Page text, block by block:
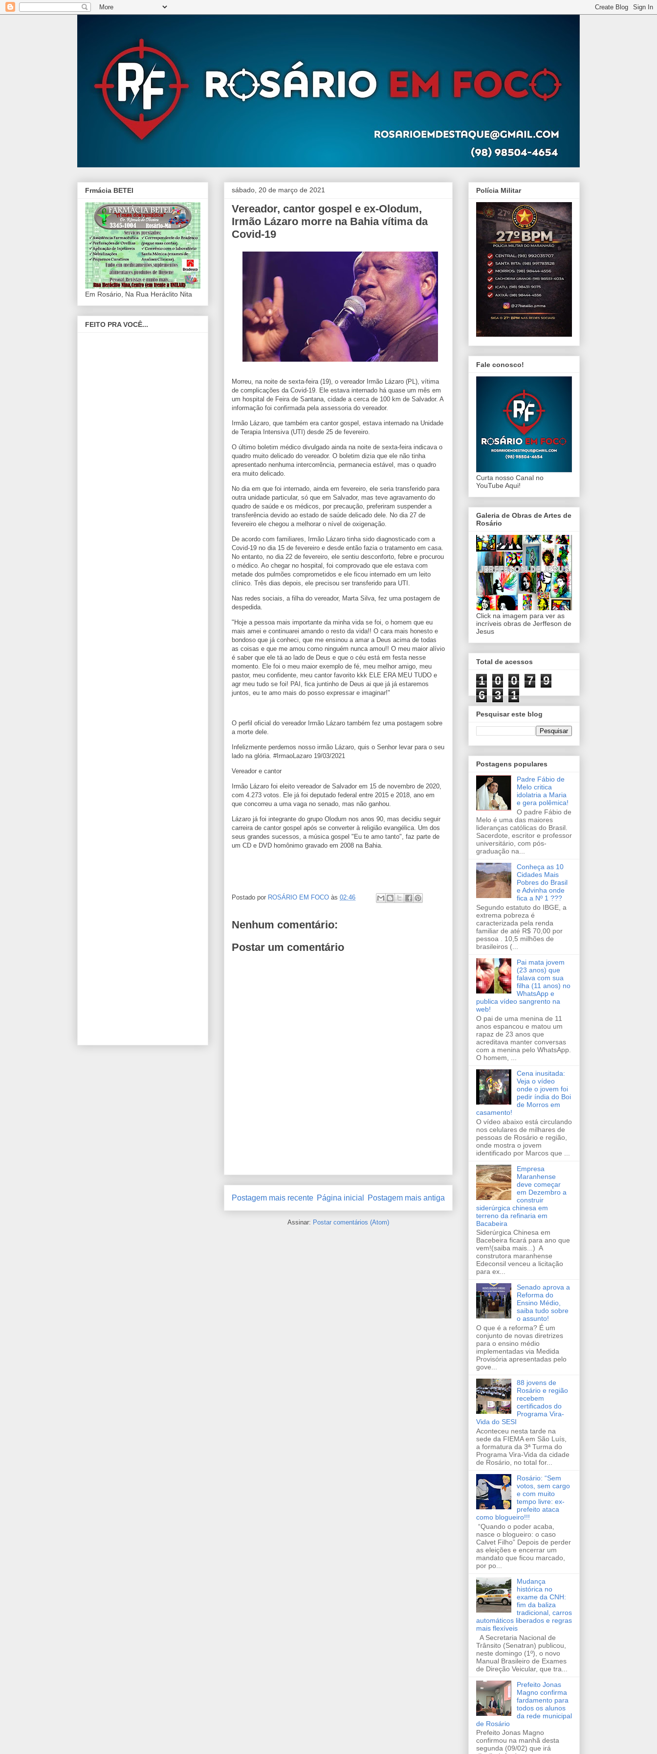
sábado, 20 de março de 2021
Vereador, cantor gospel e ex-Olodum,
Irmão Lázaro morre na Bahia vítima da
Covid-19
Morreu, na noite de sexta-feira (19), o vereador Irmão Lázaro (PL), vítima
de complicações da Covid-19. Ele estava internado há quase um mês em
um hospital de Feira de Santana, cidade a cerca de 100 km de Salvador. A
informação foi confirmada pela assessoria do vereador.
Irmão Lázaro, que também era cantor gospel, estava internado na Unidade
de Terapia Intensiva (UTI) desde 25 de fevereiro.
O último boletim médico divulgado ainda na noite de sexta-feira indicava o
quadro muito delicado do vereador. O boletim dizia que ele não tinha
apresentado nenhuma intercorrência, permanecia estável, mas o quadro
era muito delicado.
No dia em que foi internado, ainda em fevereiro, ele seria transferido para
outra unidade particular, só que em Salvador, mas teve agravamento do
quadro de saúde e os médicos, por precaução, preferiram suspender a
transferência devido ao estado de saúde delicado dele. No dia 27 de
fevereiro ele chegou a melhorar o nível de oxigenação.
De acordo com familiares, Irmão Lázaro tinha sido diagnosticado com a
Covid-19 no dia 15 de fevereiro e desde então fazia o tratamento em casa.
No entanto, no dia 22 de fevereiro, ele sentiu desconforto, febre e procurou
o médico. Ao chegar no hospital, foi comprovado que ele estava com
metade dos pulmões comprometidos e ele ficou internado em um leito
clínico. Três dias depois, ele precisou ser transferido para UTI.
Nas redes sociais, a filha do vereador, Marta Silva, fez uma postagem de
despedida.
"Hoje a pessoa mais importante da minha vida se foi, o homem que eu
mais amei e continuarei amando o resto da vida!! O cara mais honesto e
bondoso que já conheci, que me ensinou a amar a Deus acima de todas
as coisas e que me amou como ninguém nunca amou!! O meu maior alívio
é saber que ele tá ao lado de Deus e que o céu está em festa nesse
momento. Ele foi o meu maior exemplo de fé, meu melhor amigo, meu
pastor, meu confidente, meu cantor favorito kkk ELE ERA MEU TUDO e
agr meu tudo se foi! PAI, fica juntinho de Deus ai que já já estaremos
juntos, eu te amo mais do posso expressar e imaginar!"
O perfil oficial do vereador Irmão Lázaro também fez uma postagem sobre
a morte dele.
Infelizmente perdemos nosso irmão Lázaro, quis o Senhor levar para o seu
lado na glória. #IrmaoLazaro 19/03/2021
Vereador e cantor
Irmão Lázaro foi eleito vereador de Salvador em 15 de novembro de 2020,
com 4.273 votos. Ele já foi deputado federal entre 2015 e 2018, ano em
que concorreu a uma vaga no senado, mas não ganhou.
Lázaro já foi integrante do grupo Olodum nos anos 90, mas decidiu seguir
carreira de cantor gospel após se converter à religião evangélica. Um dos
seus grandes sucessos, a música gospel "Eu te amo tanto", faz parte de
um CD e DVD homônimo gravado em 2008 na Bahia.
Postado por ROSÁRIO EM FOCO às 02:46
Nenhum comentário:
Postar um comentário
Postagem mais recente Postagem mais antiga
Página inicial
Assinar: Postar comentários (Atom)
Frmácia BETEl
Em Rosário, Na Rua Heráclito Nita
FEITO PRA VOCÊ...
Polícia Militar
Fale conosco!
Curta nosso Canal no
YouTube Aqui!
Galeria de Obras de Artes de
Rosário
Click na imagem para ver as
incríveis obras de Jerffeson de
Jesus
Total de acessos
1 0 0 7
9
6
3 1
Pesquisar este blog
Postagens populares
Padre Fábio de
Melo critica
idolatria a Maria
e gera polêmica!
O padre Fábio de
Melo é uma das maiores
lideranças católicas do Brasil.
Sacerdote, escritor e professor
universitário, com pós-
graduação na...
Conheça as 10
Cidades Mais
Pobres do Brasil
e Advinha onde
fica a Nº 1 ???
Segundo estatuto do IBGE, a
extrema pobreza é
caracterizada pela renda
familiar de até R$ 70,00 por
pessoa . 10,5 milhões de
brasileiros (...
Pai mata jovem
(23 anos) que
falava com sua
filha (11 anos) no
WhatsApp e
publica vídeo sangrento na
web!
O pai de uma menina de 11
anos espancou e matou um
rapaz de 23 anos que
acreditava manter conversas
com a menina pelo WhatsApp.
O homem, ...
Cena inusitada:
Veja o vídeo
onde o jovem foi
pedir índia do Boi
de Morros em
casamento!
O vídeo abaixo está circulando
nos celulares de milhares de
pessoas de Rosário e região,
onde mostra o jovem
identificado por Marcos que ...
Empresa
Maranhense
deve começar
em Dezembro a
construir
siderúrgica chinesa em
terreno da refinaria em
Bacabeira
Siderúrgica Chinesa em
Bacebeira ficará para ano que
vem!(saiba mais...) A
construtora maranhense
Edeconsil venceu a licitação
para ex...
Senado aprova a
Reforma do
Ensino Médio,
saiba tudo sobre
o assunto!
O que é a reforma? É um
conjunto de novas diretrizes
para o ensino médio
implementadas via Medida
Provisória apresentadas pelo
gove...
88 jovens de
Rosário e região
recebem
certificados do
Programa Vira-
Vida do SESI
Aconteceu nesta tarde na
sede da FIEMA em São Luís,
a formatura da 3ª Turma do
Programa Vira-Vida da cidade
de Rosário, no total for...
Rosário: “Sem
votos, sem cargo
e com muito
tempo livre: ex-
prefeito ataca
como blogueiro!!!
“Quando o poder acaba,
nasce o blogueiro: o caso
Calvet Filho” Depois de perder
as eleições e encerrar um
mandato que ficou marcado,
por po...
Mudança
histórica no
exame da CNH:
fim da baliza
tradicional, carros
automáticos liberados e regras
mais flexíveis
A Secretaria Nacional de
Trânsito (Senatran) publicou,
neste domingo (1º), o novo
Manual Brasileiro de Exames
de Direção Veicular, que tra...
Prefeito Jonas
Magno confirma
fardamento para
todos os alunos
da rede municipal
de Rosário
Prefeito Jonas Magno
confirmou na manhã desta
segunda (09/02) que irá